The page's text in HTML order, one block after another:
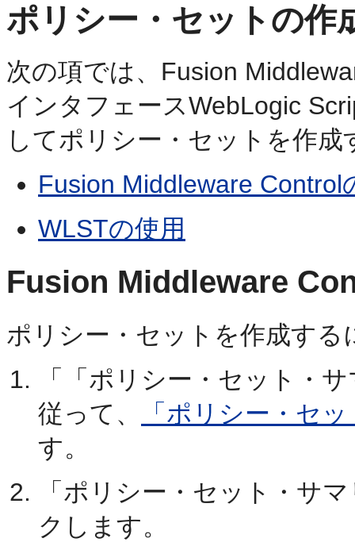
ポリシー・セットの作
次の項では、Fusion
インタフェースWebLogic
してポリシー・セットを作
Fusion Middleware Control
WLSTの使用
Fusion Middleware
ポリシー・セットを作成す
「「ポリシー・セット・
従って、
「ポリシー・セ
す。
「ポリシー・セット・サ
クします。